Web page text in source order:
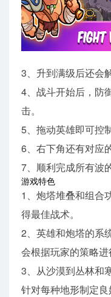
3、升到满级后还会
4、战斗开始后，防
击。
5、拖动英雄即可控
6、右下角还有对应
7、顺利完成所有波
游戏特色
1、炮塔堆叠和组合
得最佳战术。
2、英雄和炮塔的系
会根据玩家的策略进
3、从沙漠到丛林和
针对每种地形制定良